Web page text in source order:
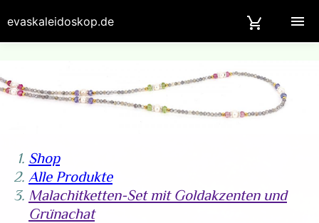
Shop
Alle Produkte
Malachitketten-Set mit Goldakzenten und
Grünachat
evaskaleidoskop.de